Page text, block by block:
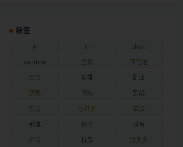
标签
AI IP tiktok
youtube 亚马逊
剪辑 副业
变现 实战
小红书 带货
引流 抖音
拆解 拼多多